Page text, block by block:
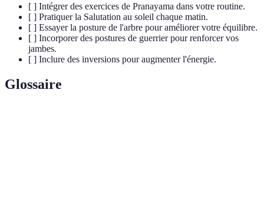
[ ] Intégrer des exercices de Pranayama dans votre routine.
[ ] Pratiquer la Salutation au soleil chaque matin.
[ ] Essayer la posture de l'arbre pour améliorer votre équilibre.
[ ] Incorporer des postures de guerrier pour renforcer vos
jambes.
[ ] Inclure des inversions pour augmenter l'énergie.
Glossaire